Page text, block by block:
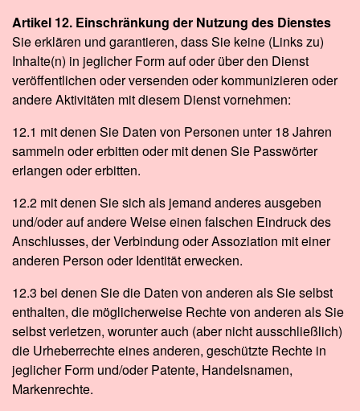
Artikel 12. Einschränkung der Nutzung des Dienstes
Sie erklären und garantieren, dass Sie keine (Links zu)
Inhalte(n) in jeglicher Form auf oder über den Dienst
veröffentlichen oder versenden oder kommunizieren oder
andere Aktivitäten mit diesem Dienst vornehmen:
12.1 mit denen Sie Daten von Personen unter 18 Jahren
sammeln oder erbitten oder mit denen Sie Passwörter
erlangen oder erbitten.
12.2 mit denen Sie sich als jemand anderes ausgeben
und/oder auf andere Weise einen falschen Eindruck des
Anschlusses, der Verbindung oder Assoziation mit einer
anderen Person oder Identität erwecken.
12.3 bei denen Sie die Daten von anderen als Sie selbst
enthalten, die möglicherweise Rechte von anderen als Sie
selbst verletzen, worunter auch (aber nicht ausschließlich)
die Urheberrechte eines anderen, geschützte Rechte in
jeglicher Form und/oder Patente, Handelsnamen,
Markenrechte.